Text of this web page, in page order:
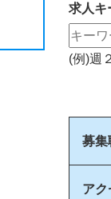
求人キ
(例)週
募集
アク